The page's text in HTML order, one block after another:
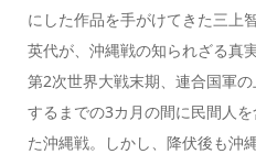
にした作品を手がけてきた三上
英代が、沖縄戦の知られざる真
第2次世界大戦末期、連合国軍
するまでの3カ月の間に民間人
た沖縄戦。しかし、降伏後も沖